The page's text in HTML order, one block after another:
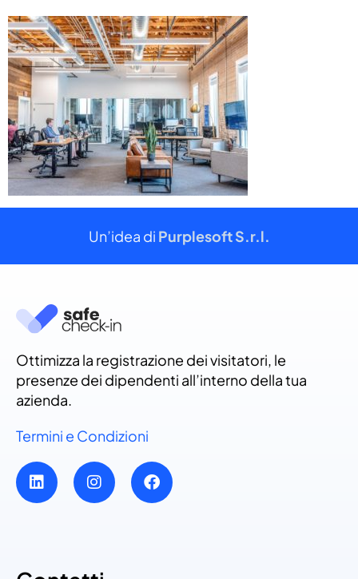
Un’idea di Purplesoft S.r.l.
Ottimizza la registrazione dei visitatori, le
presenze dei dipendenti all’interno della tua
azienda.
Termini e Condizioni